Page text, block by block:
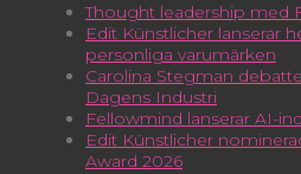
Thought leadership med
Edit Künstlicher lanserar
personliga varumärken
Carolina Stegman
Dagens Industri
Fellowmind lanserar AI-
Edit Künstlicher
Award 2026